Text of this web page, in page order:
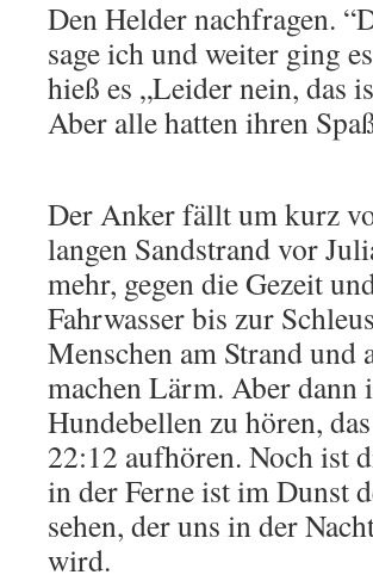
Den Helder nachfragen.
sage ich und weiter ging
hieß es „Leider nein, das
Aber alle hatten ihren
Der Anker fällt um kurz
langen Sandstrand vor
mehr, gegen die Gezeit
Fahrwasser bis zur
Menschen am Strand und
machen Lärm. Aber dann
Hundebellen zu hören,
22:12 aufhören. Noch ist
in der Ferne ist im Dunst
sehen, der uns in der
wird.